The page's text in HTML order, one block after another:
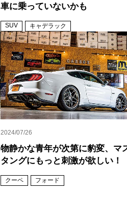
車に乗っていないかも
SUV キャデラック
2024/07/26
物静かな青年が次第に豹変、マ
タングにもっと刺激が欲しい！
クーペ フォード